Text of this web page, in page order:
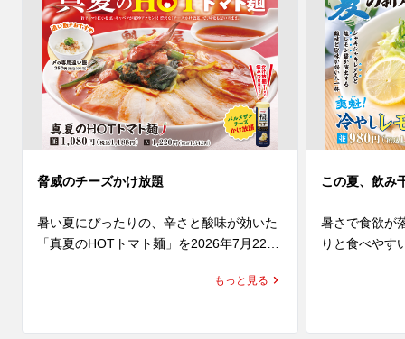
脅威のチーズかけ放題
暑い夏にぴったりの、辛さと酸味が効いた
「真夏のHOTトマト麺」を2026年7月22日
にんにくと辛みを効かせたトマトペースト
もっと見る
この夏、飲み
暑さで食欲が
りと食べやす